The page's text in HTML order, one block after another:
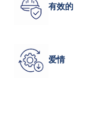
有效的
爱情